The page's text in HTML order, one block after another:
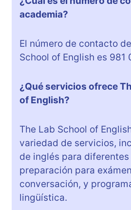
academia?
El número de contacto
School of English es 981
¿Qué servicios ofrece
of English?
The Lab School of
variedad de servicios,
de inglés para diferentes
preparación para
conversación, y
lingüística.